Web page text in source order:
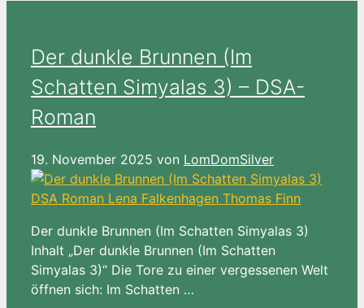
Der dunkle Brunnen (Im
Schatten Simyalas 3) – DSA-
Roman
19. November 2025 von LomDomSilver
Der dunkle Brunnen (Im Schatten Simyalas 3)
Inhalt „Der dunkle Brunnen (Im Schatten
Simyalas 3)“ Die Tore zu einer vergessenen Welt
öffnen sich: Im Schatten …